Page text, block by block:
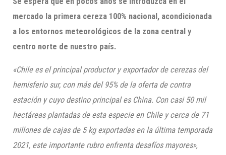
mercado la primera cereza 100% nacional, acondicionada
a los entornos meteorológicos de la zona central y
centro norte de nuestro país.
«Chile es el principal productor y exportador de cerezas del
hemisferio sur, con más del 95% de la oferta de contra
estación y cuyo destino principal es China. Con casi 50 mil
hectáreas plantadas de esta especie en Chile y cerca de 71
millones de cajas de 5 kg exportadas en la última temporada
2021, este importante rubro enfrenta desafíos mayores»,